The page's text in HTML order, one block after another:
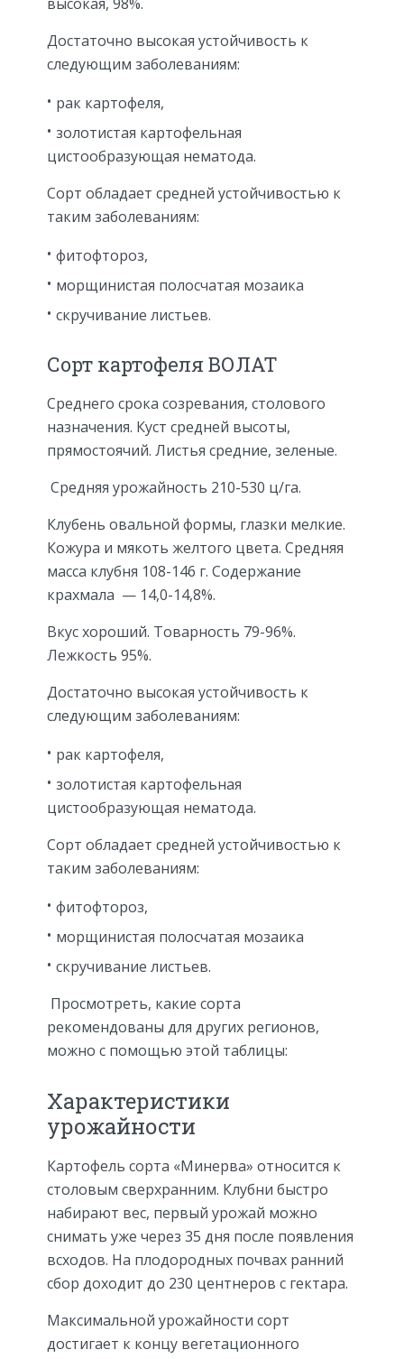
Достаточно высокая устойчивость к
следующим заболеваниям:
рак картофеля,
золотистая картофельная
цистообразующая нематода.
Сорт обладает средней устойчивостью к
таким заболеваниям:
фитофтороз,
морщинистая полосчатая мозаика
скручивание листьев.
Сорт картофеля ВОЛАТ
Среднего срока созревания, столового
назначения. Куст средней высоты,
прямостоячий. Листья средние, зеленые.
Средняя урожайность 210-530 ц/га.
Клубень овальной формы, глазки мелкие.
Кожура и мякоть желтого цвета. Средняя
масса клубня 108-146 г. Содержание
крахмала — 14,0-14,8%.
Вкус хороший. Товарность 79-96%.
Лежкость 95%.
Достаточно высокая устойчивость к
следующим заболеваниям:
рак картофеля,
золотистая картофельная
цистообразующая нематода.
Сорт обладает средней устойчивостью к
таким заболеваниям:
фитофтороз,
морщинистая полосчатая мозаика
скручивание листьев.
Просмотреть, какие сорта
рекомендованы для других регионов,
можно с помощью этой таблицы:
Характеристики
урожайности
Картофель сорта «Минерва» относится к
столовым сверхранним. Клубни быстро
набирают вес, первый урожай можно
снимать уже через 35 дня после появления
всходов. На плодородных почвах ранний
сбор доходит до 230 центнеров с гектара.
Максимальной урожайности сорт
достигает к концу вегетационного